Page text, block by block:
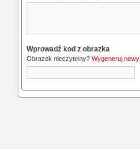
Wprowadź kod z obrazka
Obrazek nieczytelny? Wygeneruj nowy